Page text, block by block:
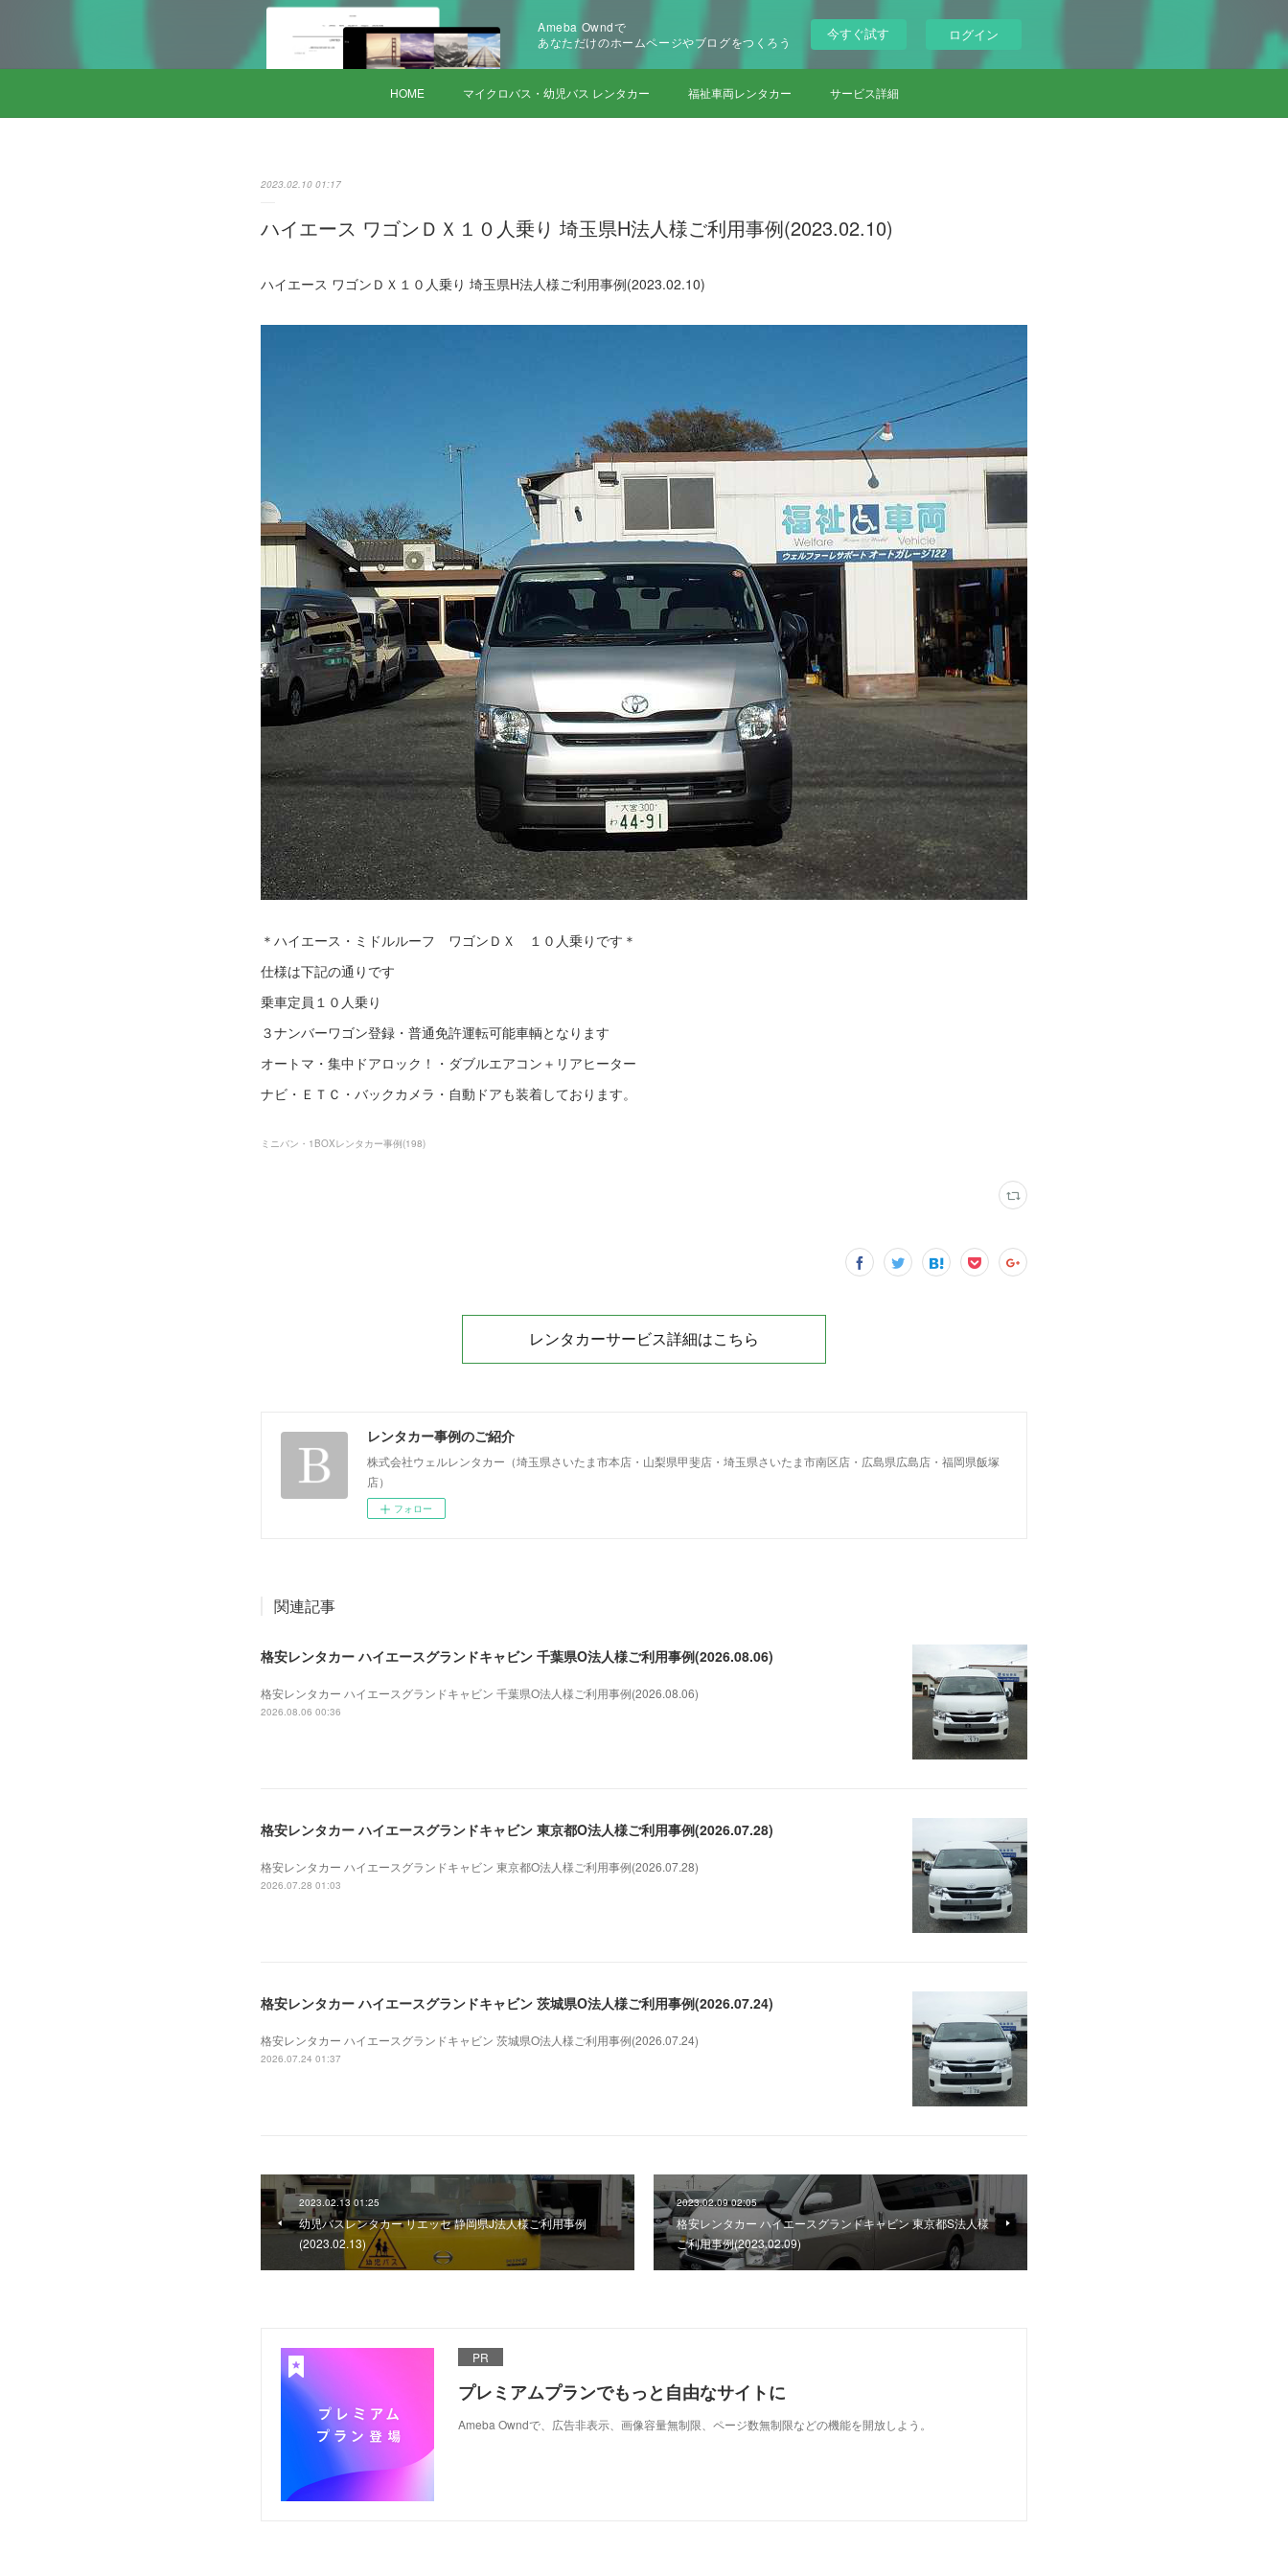
Ameba Owndで
あなただけのホームページやブログをつくろう
今すぐ試す ログイン
HOME マイクロバス・幼児バス レンタカー 福祉車両レンタカー サービス詳細
2023.02.10 01:17
ハイエース ワゴンＤＸ１０人乗り 埼玉県H法人様ご利用事例(2023.02.10)
ハイエース ワゴンＤＸ１０人乗り 埼玉県H法人様ご利用事例(2023.02.10)
＊ハイエース・ミドルルーフ ワゴンＤＸ １０人乗りです＊
仕様は下記の通りです
乗車定員１０人乗り
３ナンバーワゴン登録・普通免許運転可能車輌となります
オートマ・集中ドアロック！・ダブルエアコン＋リアヒーター
ナビ・ＥＴＣ・バックカメラ・自動ドアも装着しております。
ミニバン・1BOXレンタカー事例(198)
レンタカーサービス詳細はこちら
レンタカー事例のご紹介
株式会社ウェルレンタカー（埼玉県さいたま市本店・山梨県甲斐店・埼玉県さいたま市南区店・広島県広島店・福岡県飯塚
店）
フォロー
関連記事
格安レンタカー ハイエースグランドキャビン 千葉県O法人様ご利用事例(2026.08.06)
格安レンタカー ハイエースグランドキャビン 千葉県O法人様ご利用事例(2026.08.06)
2026.08.06 00:36
格安レンタカー ハイエースグランドキャビン 東京都O法人様ご利用事例(2026.07.28)
格安レンタカー ハイエースグランドキャビン 東京都O法人様ご利用事例(2026.07.28)
2026.07.28 01:03
格安レンタカー ハイエースグランドキャビン 茨城県O法人様ご利用事例(2026.07.24)
格安レンタカー ハイエースグランドキャビン 茨城県O法人様ご利用事例(2026.07.24)
2026.07.24 01:37
2023.02.13 01:25
幼児バスレンタカー リエッセ 静岡県J法人様ご利用事例
(2023.02.13)
2023.02.09 02:05
格安レンタカー ハイエースグランドキャビン 東京都S法人様
ご利用事例(2023.02.09)
PR
プレミアムプランでもっと自由なサイトに
Ameba Owndで、広告非表示、画像容量無制限、ページ数無制限などの機能を開放しよう。